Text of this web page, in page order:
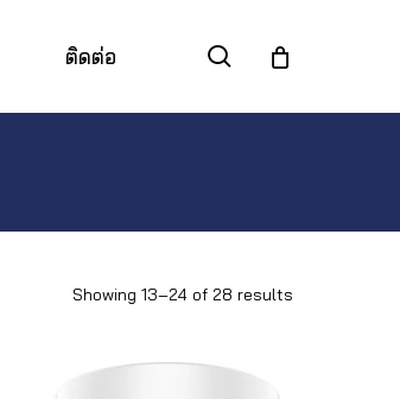
ติดต่อ search
Showing 13–24 of 28 results